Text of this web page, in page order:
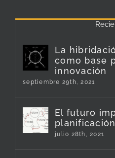
La
como base
innovación
septiembre 29th, 2021
El futuro
julio 28th, 2021